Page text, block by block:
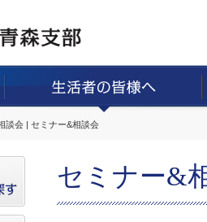
談会 | セミナー&相談会
セミナー&